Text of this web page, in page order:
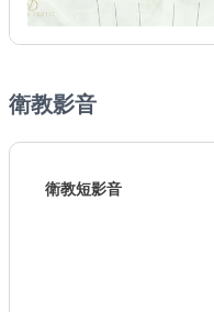
衛教影音
衛教短影音